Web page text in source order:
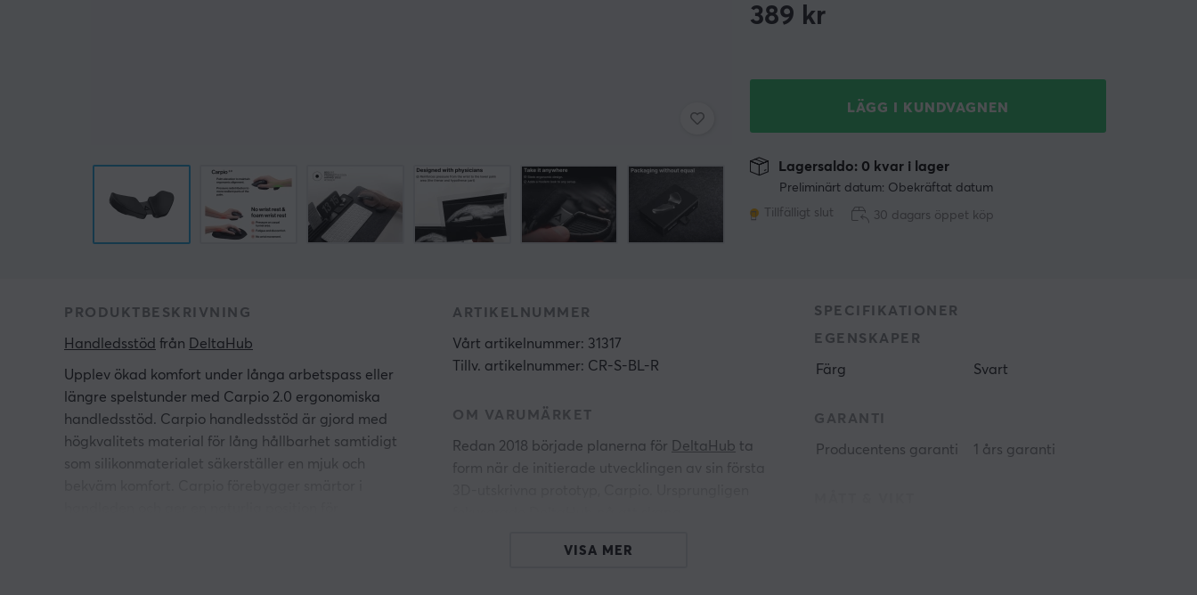
389 kr
LÄGG I KUNDVAGNEN
Preliminärt datum: Obekräftat datum
Tillfälligt slut
Lagersaldo: 0 kvar i lager
30 dagars öppet köp
PRODUKTBESKRIVNING
Handledsstöd från DeltaHub
Upplev ökad komfort under långa arbetspass eller
längre spelstunder med Carpio 2.0 ergonomiska
handledsstöd. Carpio handledsstöd är gjord med
högkvalitets material för lång hållbarhet samtidigt
som silikonmaterialet säkerställer en mjuk och
ARTIKELNUMMER
Vårt artikelnummer: 31317
Tillv. artikelnummer: CR-S-BL-R
OM VARUMÄRKET
Redan 2018 började planerna för DeltaHub ta
vid datoranvändning och minska riskerna för
SPECIFIKATIONER
EGENSKAPER
Färg Svart
GARANTI
Producentens garanti 1 års garanti
VISA MER